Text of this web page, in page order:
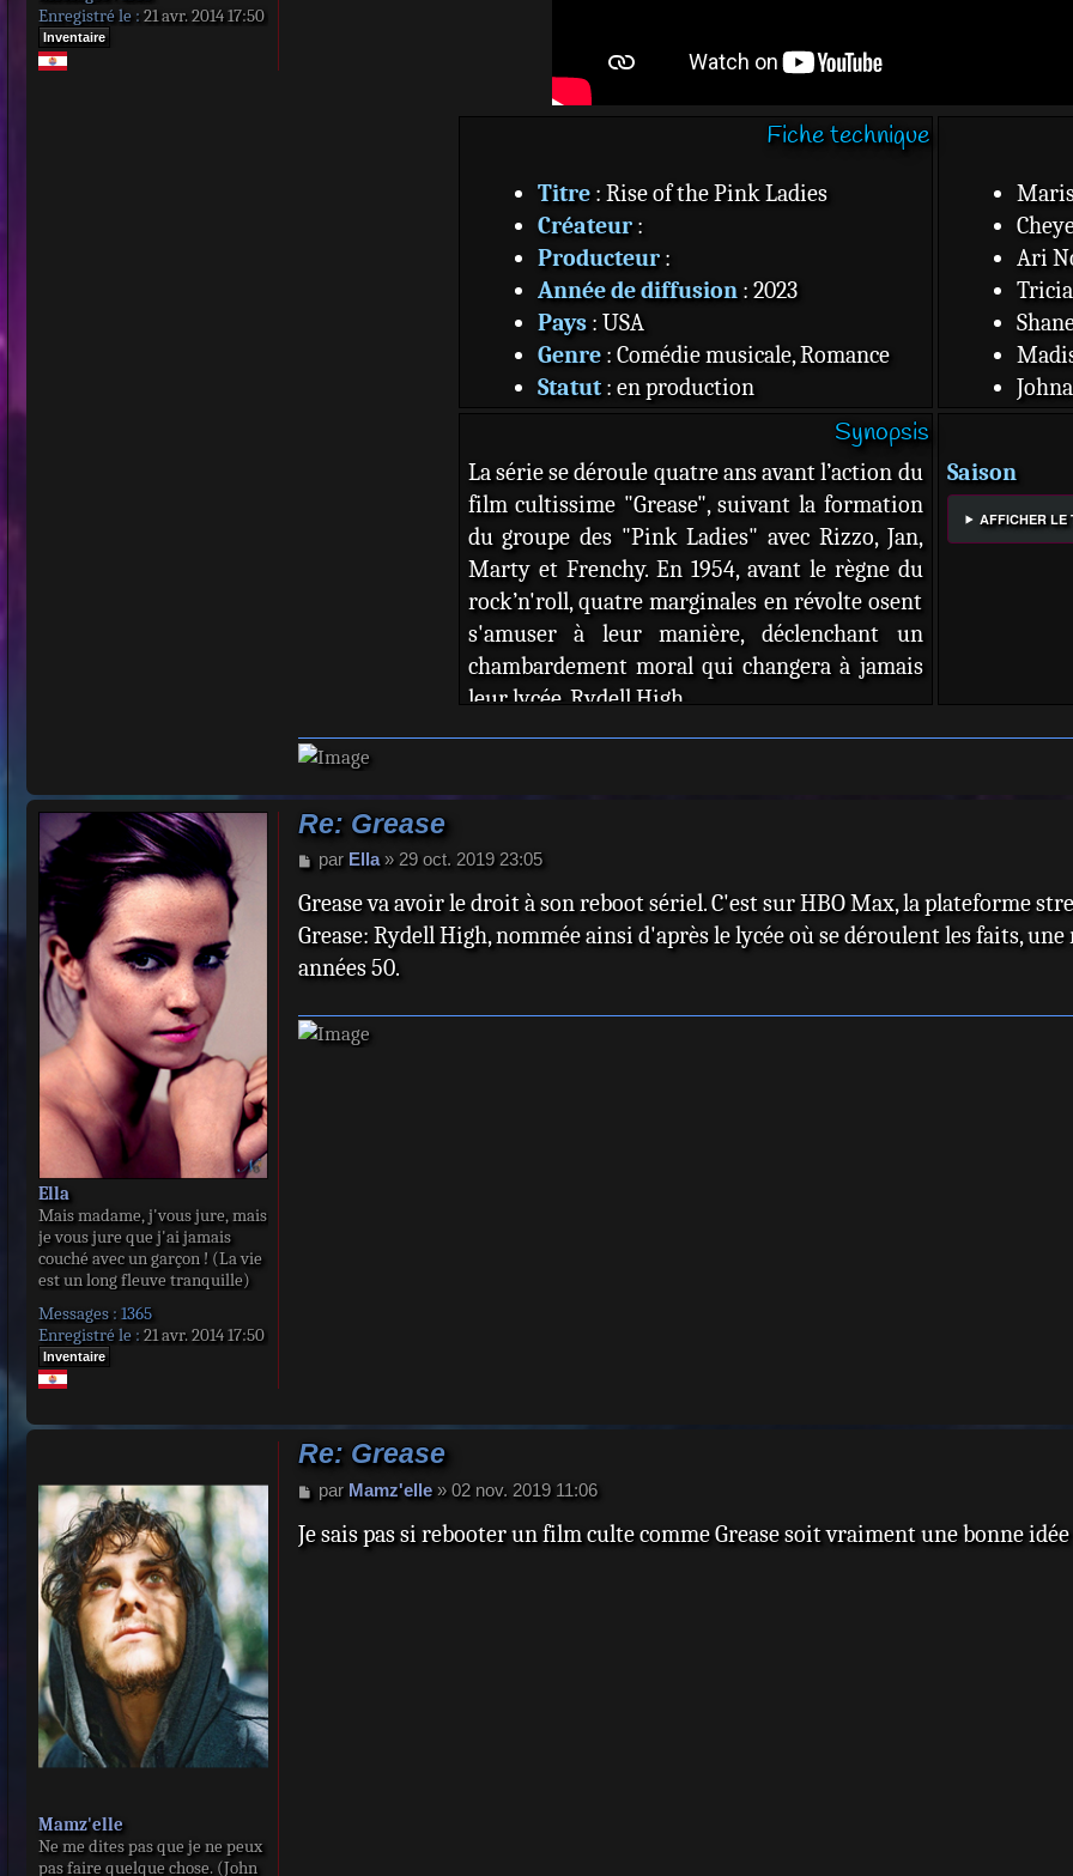
Enregistré le : 21 avr. 2014 17:50
Inventaire
Fiche technique
Titre : Rise of the Pink Ladies
Créateur :
Producteur :
Année de diffusion : 2023
Pays : USA
Genre : Comédie musicale, Romance
Statut : en production
Format: 60 min
Source:Allociné
Ari
Matt
Synopsis
La série se déroule quatre ans avant l’action du
film cultissime "Grease", suivant la formation
du groupe des "Pink Ladies" avec Rizzo, Jan,
Marty et Frenchy. En 1954, avant le règne du
rock’n'roll, quatre marginales en révolte osent
s'amuser à leur manière, déclenchant un
chambardement moral qui changera à jamais
leur lycée, Rydell High.
Saison
AFFICHER LE
Ella
Mais madame, j'vous jure, mais
je vous jure que j'ai jamais
couché avec un garçon ! (La vie
est un long fleuve tranquille)
Messages : 1365
Enregistré le : 21 avr. 2014 17:50
Inventaire
Re: Grease
M
s
a
g
par Ella» 29 oct. 2019 23:05
Grease va avoir le droit à son reboot sériel. C'est sur HBO Max, la plateforme
Grease: Rydell High, nommée ainsi d'après le lycée où se déroulent les faits,
années 50.
Mamz'elle
Ne me dites pas que je ne peux
pas faire quelque chose. (John
Re: Grease
M
s
par Mamz'elle» 02 nov. 2019 11:06
Je sais pas si rebooter un film culte comme Grease soit vraiment une bonne idée